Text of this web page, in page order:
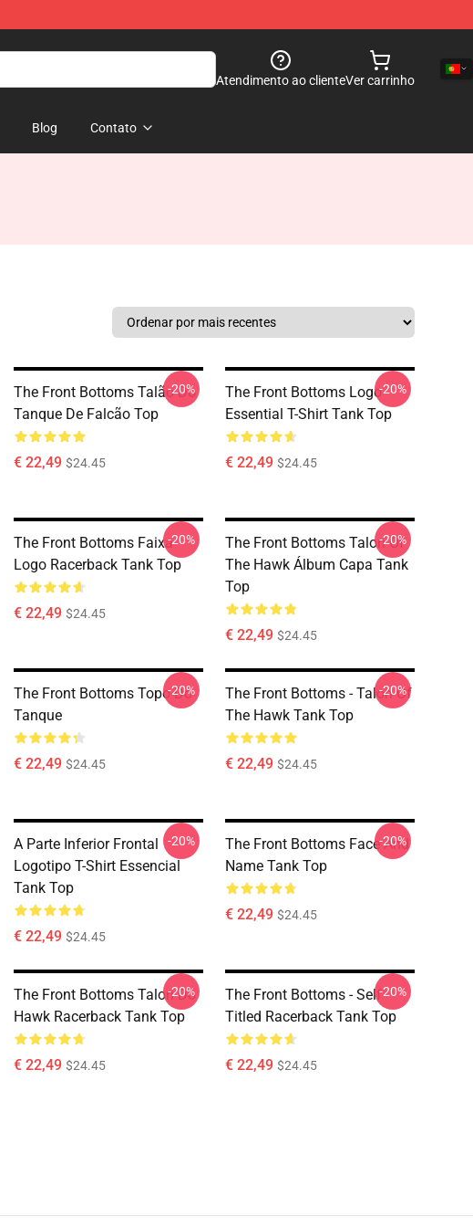
Atendimento ao clienteVer carrinho
Blog Contato
The Front Bottoms Talão Do
Tanque De Falcão Top
€ 22,49 $24.45
-20%
The Front Bottoms Logo
Essential T-Shirt Tank Top
€ 22,49 $24.45
-20%
The Front Bottoms Faixa
Logo Racerback Tank Top
€ 22,49 $24.45
-20%
The Front Bottoms Talon Of
The Hawk Álbum Capa Tank
Top
€ 22,49 $24.45
-20%
The Front Bottoms Topo Do
Tanque
€ 22,49 $24.45
-20%
The Front Bottoms - Talon Of
The Hawk Tank Top
€ 22,49 $24.45
-20%
A Parte Inferior Frontal
Logotipo T-Shirt Essencial
Tank Top
€ 22,49 $24.45
-20%
The Front Bottoms Face And
Name Tank Top
€ 22,49 $24.45
-20%
The Front Bottoms Talon Do
Hawk Racerback Tank Top
€ 22,49 $24.45
-20%
The Front Bottoms - Self
Titled Racerback Tank Top
€ 22,49 $24.45
-20%